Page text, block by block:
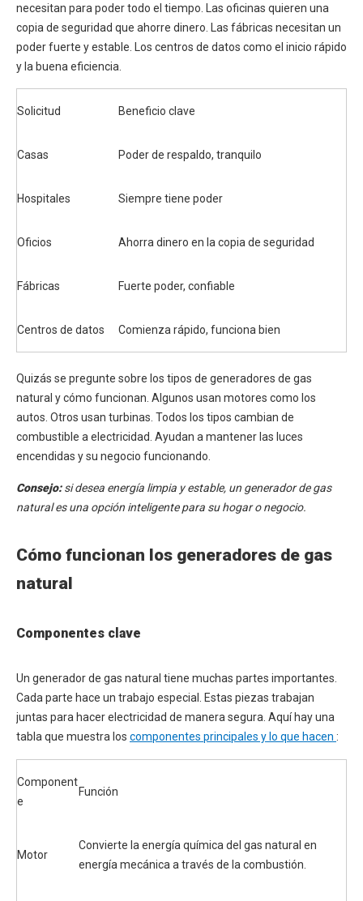
necesitan para poder todo el tiempo. Las oficinas quieren una
copia de seguridad que ahorre dinero. Las fábricas necesitan un
poder fuerte y estable. Los centros de datos como el inicio rápido
y la buena eficiencia.
Solicitud Beneficio clave
Casas Poder de respaldo, tranquilo
Hospitales Siempre tiene poder
Oficios Ahorra dinero en la copia de seguridad
Fábricas Fuerte poder, confiable
Centros de datos Comienza rápido, funciona bien
Quizás se pregunte sobre los tipos de generadores de gas
natural y cómo funcionan. Algunos usan motores como los
autos. Otros usan turbinas. Todos los tipos cambian de
combustible a electricidad. Ayudan a mantener las luces
encendidas y su negocio funcionando.
Consejo:si desea energía limpia y estable, un generador de gas
natural es una opción inteligente para su hogar o negocio.
Cómo funcionan los generadores de gas
natural
Componentes clave
Un generador de gas natural tiene muchas partes importantes.
Cada parte hace un trabajo especial. Estas piezas trabajan
juntas para hacer electricidad de manera segura. Aquí hay una
tabla que muestra los componentes principales y lo que hacen :
Component
e
Función
Motor
Convierte la energía química del gas natural en
energía mecánica a través de la combustión.